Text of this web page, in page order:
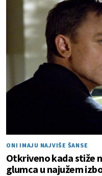
ONI IMAJU NAJVIŠE ŠANSE
Otkriveno kada stiže
glumca u najužem